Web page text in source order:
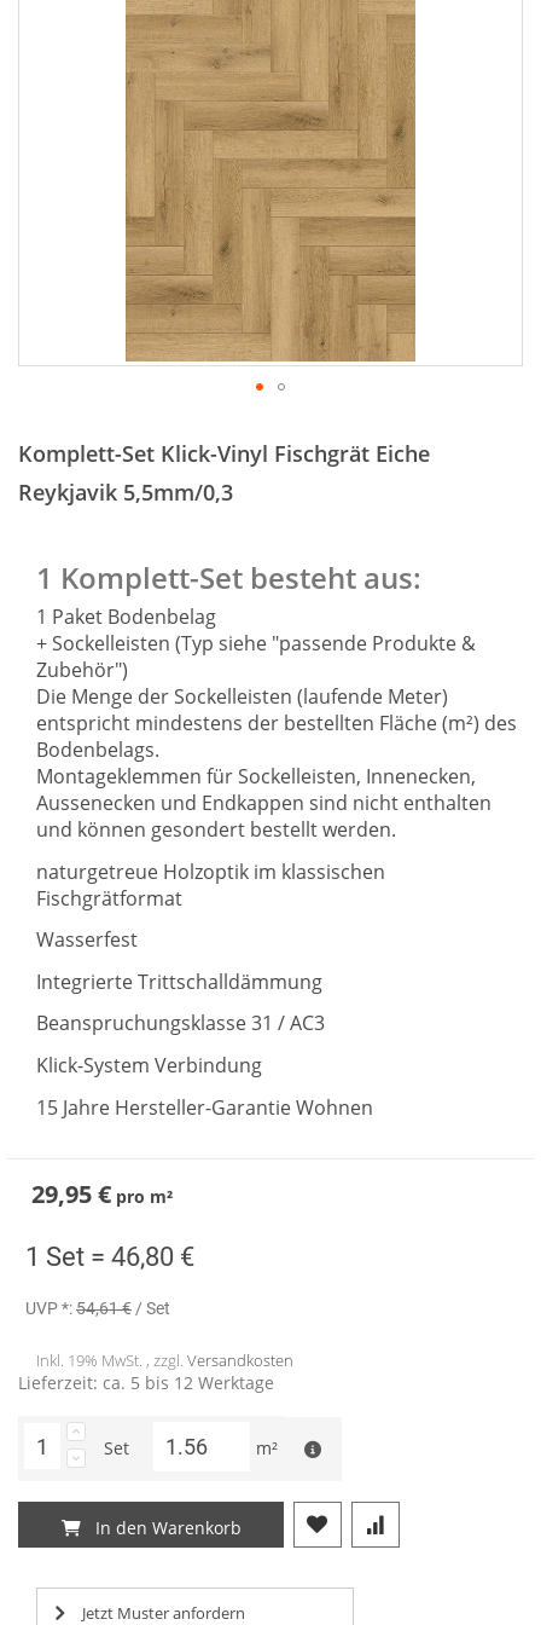
der
Bildergalerie
springen
Komplett-Set Klick-Vinyl Fischgrät Eiche
Reykjavik 5,5mm/0,3
1 Komplett-Set besteht aus:
1 Paket Bodenbelag
+ Sockelleisten (Typ siehe "passende Produkte &
Zubehör")
Die Menge der Sockelleisten (laufende Meter)
entspricht mindestens der bestellten Fläche (m²) des
Bodenbelags.
Montageklemmen für Sockelleisten, Innenecken,
Aussenecken und Endkappen sind nicht enthalten
und können gesondert bestellt werden.
naturgetreue Holzoptik im klassischen
Fischgrätformat
Wasserfest
Integrierte Trittschalldämmung
Beanspruchungsklasse 31 / AC3
Klick-System Verbindung
15 Jahre Hersteller-Garantie Wohnen
29,95 € pro m²
1 Set = 46,80 €
UVP *:54,61 € / Set
Inkl. 19% MwSt. , zzgl. Versandkosten
Lieferzeit: ca. 5 bis 12 Werktage
Set m²
In den Warenkorb
Jetzt Muster anfordern